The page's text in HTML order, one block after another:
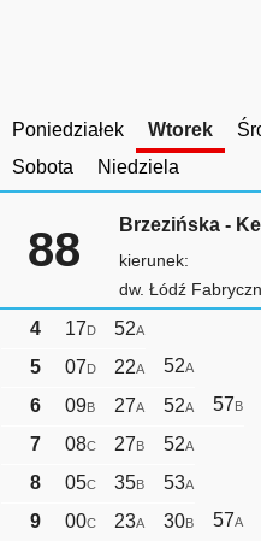
Poniedziałek Wtorek
Sobota
Niedziela
88 Brzezińska -
kierunek:
dw. Łódź
4 17D 52A
5 07D 22A 52A
6 09B 27A 52A 57B
7 08C 27B 52A
8 05C 35B 53A
9 00C 23A 30B 57A